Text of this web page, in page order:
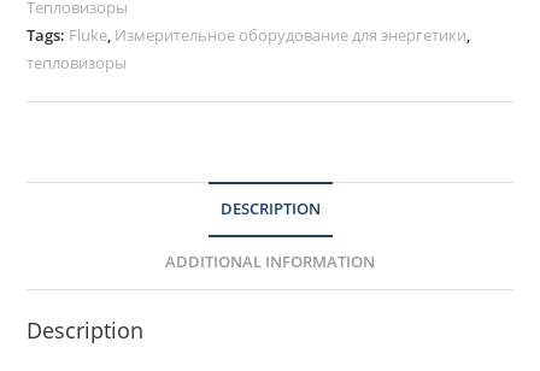
Тепловизоры
Tags: Fluke, Измерительное оборудование для энергетики,
тепловизоры
DESCRIPTION
ADDITIONAL INFORMATION
Description